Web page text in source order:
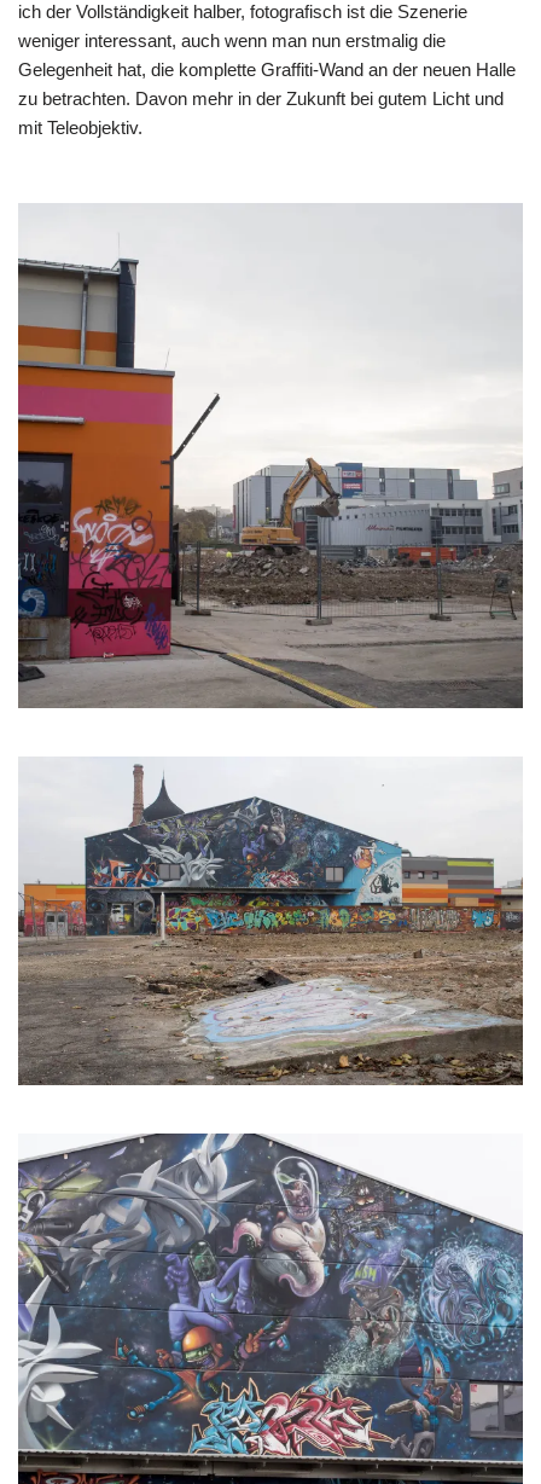
ich der Vollständigkeit halber, fotografisch ist die Szenerie
weniger interessant, auch wenn man nun erstmalig die
Gelegenheit hat, die komplette Graffiti-Wand an der neuen Halle
zu betrachten. Davon mehr in der Zukunft bei gutem Licht und
mit Teleobjektiv.